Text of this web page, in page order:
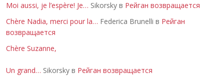
Moi aussi, je l’espère! Je… Sikorsky в Рейган возвращается
Chère Nadia, merci pour la… Federica Brunelli в Рейган
возвращается
Chère Suzanne,
Un grand… Sikorsky в Рейган возвращается